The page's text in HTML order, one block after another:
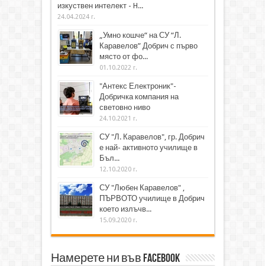
изкуствен интелект - H...
24.04.2024 г.
„Умно кошче“ на СУ “Л.
Каравелов” Добрич с първо
място от фо...
01.10.2022 г.
"Антекс Електроник"-
Добричка компания на
световно ниво
24.10.2021 г.
СУ "Л. Каравелов", гр. Добрич
е най- активното училище в
Бъл...
12.10.2020 г.
СУ "Любен Каравелов" ,
ПЪРВОТО училище в Добрич
което излъчв...
15.09.2020 г.
Намерете ни във Facebook